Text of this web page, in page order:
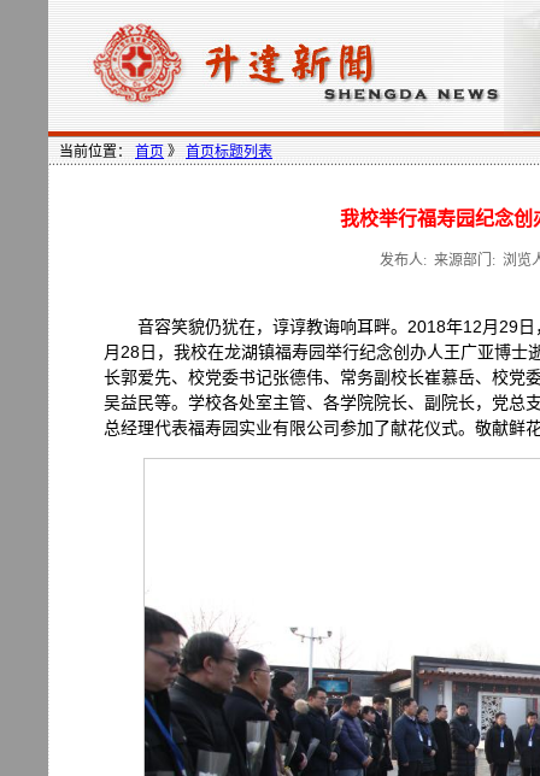
当前位置： 首页 》 首页标题列表
我校举行福寿园纪念
发布人: 来源部门: 浏览
音容笑貌仍犹在，谆谆教诲响耳畔。2018年12月29
月28日，我校在龙湖镇福寿园举行纪念创办人王广亚博
长郭爱先、校党委书记张德伟、常务副校长崔慕岳、校党
吴益民等。学校各处室主管、各学院院长、副院长，党总
总经理代表福寿园实业有限公司参加了献花仪式。敬献鲜